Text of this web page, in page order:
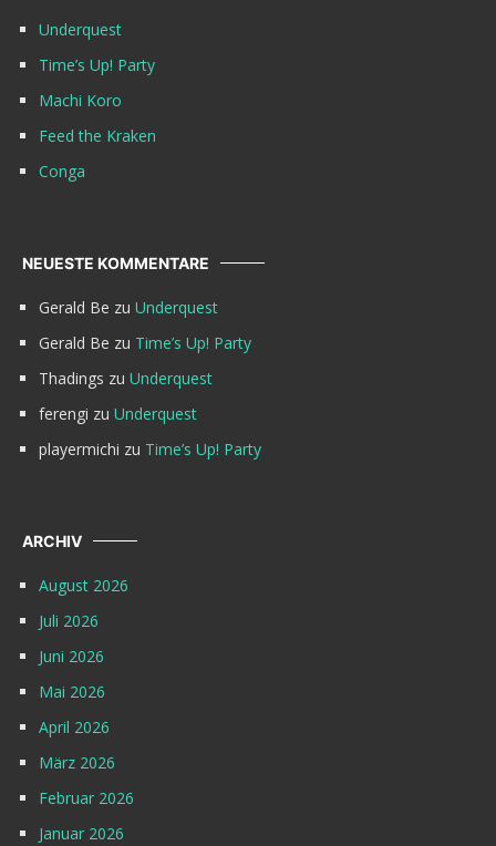
Underquest
Time’s Up! Party
Machi Koro
Feed the Kraken
Conga
NEUESTE KOMMENTARE
Gerald Be zu Underquest
Gerald Be zu Time’s Up! Party
Thadings zu Underquest
ferengi zu Underquest
playermichi zu Time’s Up! Party
ARCHIV
August 2026
Juli 2026
Juni 2026
Mai 2026
April 2026
März 2026
Februar 2026
Januar 2026